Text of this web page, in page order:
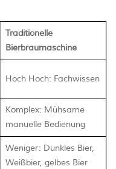
Traditionelle
Bierbraumaschine
Hoch Hoch: Fachwissen
Komplex: Mühsame
manuelle Bedienung
Weniger: Dunkles Bier,
Weißbier, gelbes Bier